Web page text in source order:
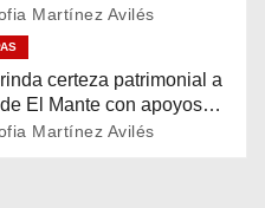
servidor de la salud
Martínez Avilés
certeza patrimonial a
El Mante con apoyos
sus viviendas
Martínez Avilés